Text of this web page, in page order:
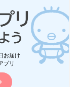
お届け
プリ